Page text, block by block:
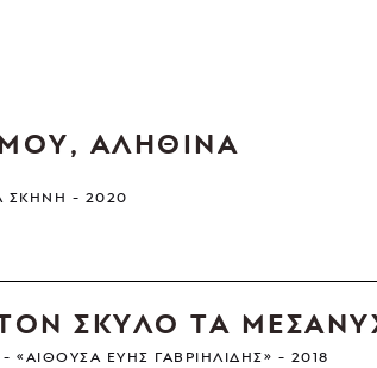
ΑΛΗΘΙΝΑ
ΣΚΗΝΉ 2020
ΣΚΥΛΟ ΤΑ
«ΑΊΘΟΥΣΑ ΕΎΗΣ ΓΑΒΡΙΗΛΊΔΗΣ» 2018